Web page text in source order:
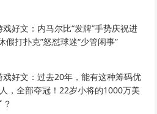
好文：内马尔比“发牌”手势庆祝进
假打扑克”怒怼球迷“少管闲事”
戏好文：过去20年，能有这种筹码优
，全部夺冠！22岁小将的1000万美